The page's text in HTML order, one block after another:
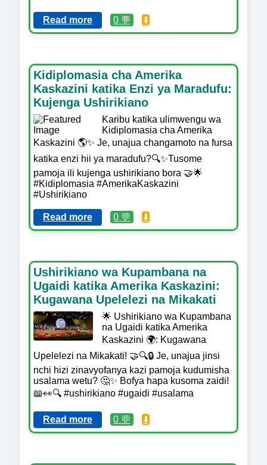
Read more 0 💬 ⬇️
Kidiplomasia cha Amerika
Kaskazini katika Enzi ya Maradufu:
Kujenga Ushirikiano
Karibu katika ulimwengu wa
Kidiplomasia cha Amerika
Kaskazini 🌎✨ Je, unajua changamoto na fursa
katika enzi hii ya maradufu?🔍✨Tusome
pamoja ili kujenga ushirikiano bora 🤝🌟
#Kidiplomasia #AmerikaKaskazini
#Ushirikiano
Read more 0 💬 ⬇️
Ushirikiano wa Kupambana na
Ugaidi katika Amerika Kaskazini:
Kugawana Upelelezi na Mikakati
🌟 Ushirikiano wa Kupambana
na Ugaidi katika Amerika
Kaskazini 🌍: Kugawana
Upelelezi na Mikakati! 🤝🔍🔒 Je, unajua jinsi
nchi hizi zinavyofanya kazi pamoja kudumisha
usalama wetu? 🤔✨ Bofya hapa kusoma zaidi!
📖👀🔍 #ushirikiano #ugaidi #usalama
Read more 0 💬 ⬇️